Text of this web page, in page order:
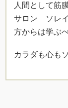
人間として筋
サロン ソレ
方からは学ぶ
カラダも心も